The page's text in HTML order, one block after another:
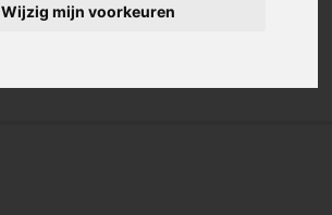
Wijzig mijn voorkeuren